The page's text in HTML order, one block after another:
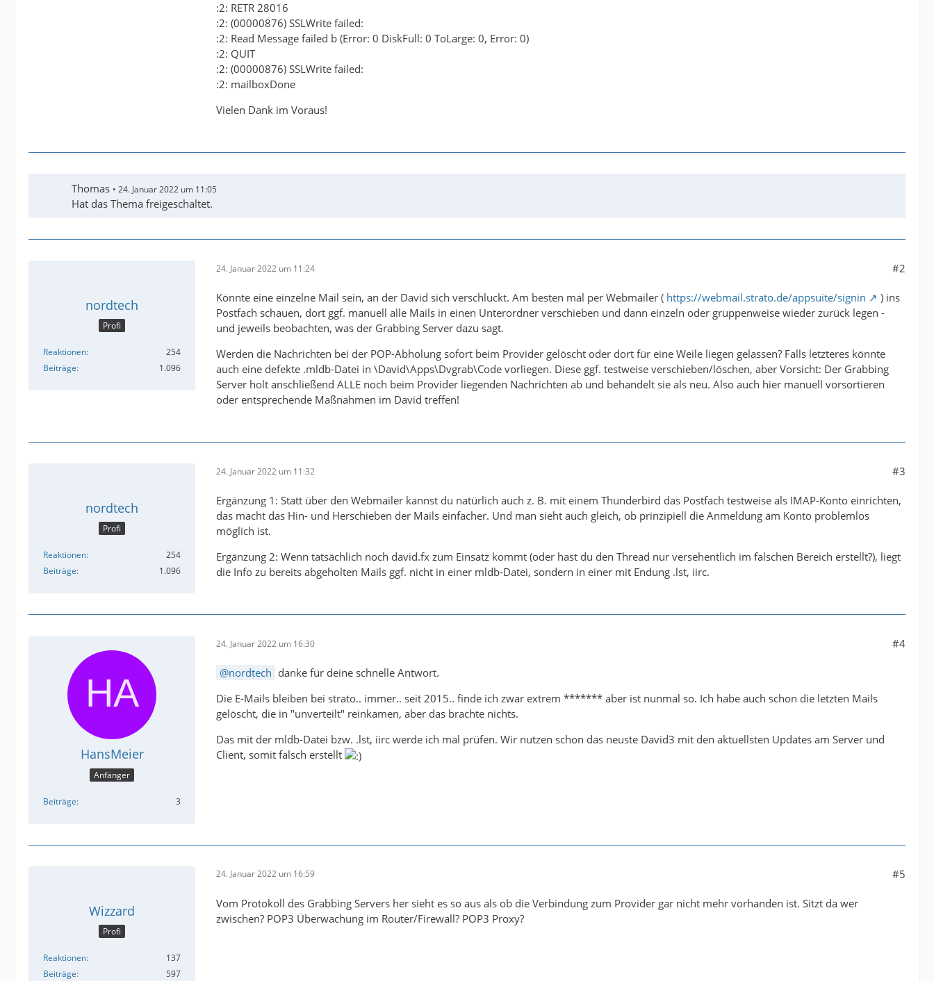
:2: RETR 28016
:2: (00000876) SSLWrite failed:
:2: Read Message failed b (Error: 0 DiskFull: 0 ToLarge: 0, Error: 0)
:2: QUIT
:2: (00000876) SSLWrite failed:
:2: mailboxDone
Vielen Dank im Voraus!
Thomas 24. Januar 2022 um 11:05
Hat das Thema freigeschaltet.
nordtech
Profi
Reaktionen
254
Beiträge
1.096
24. Januar 2022 um 11:24 #2
Könnte eine einzelne Mail sein, an der David sich verschluckt. Am besten mal per Webmailer ( https://webmail.strato.de/appsuite/signin
) ins
Postfach schauen, dort ggf. manuell alle Mails in einen Unterordner verschieben und dann einzeln oder gruppenweise wieder zurück legen -
und jeweils beobachten, was der Grabbing Server dazu sagt.
Werden die Nachrichten bei der POP-Abholung sofort beim Provider gelöscht oder dort für eine Weile liegen gelassen? Falls letzteres könnte
auch eine defekte .mldb-Datei in \David\Apps\Dvgrab\Code vorliegen. Diese ggf. testweise verschieben/löschen, aber Vorsicht: Der Grabbing
Server holt anschließend ALLE noch beim Provider liegenden Nachrichten ab und behandelt sie als neu. Also auch hier manuell vorsortieren
oder entsprechende Maßnahmen im David treffen!
nordtech
Profi
Reaktionen
254
Beiträge
1.096
24. Januar 2022 um 11:32 #3
Ergänzung 1: Statt über den Webmailer kannst du natürlich auch z. B. mit einem Thunderbird das Postfach testweise als IMAP-Konto einrichten,
das macht das Hin- und Herschieben der Mails einfacher. Und man sieht auch gleich, ob prinzipiell die Anmeldung am Konto problemlos
möglich ist.
Ergänzung 2: Wenn tatsächlich noch david.fx zum Einsatz kommt (oder hast du den Thread nur versehentlich im falschen Bereich erstellt?), liegt
die Info zu bereits abgeholten Mails ggf. nicht in einer mldb-Datei, sondern in einer mit Endung .lst, iirc.
HansMeier
Anfänger
Beiträge 3
24. Januar 2022 um 16:30 #4
nordtech danke für deine schnelle Antwort.
Die E-Mails bleiben bei strato.. immer.. seit 2015.. finde ich zwar extrem ******* aber ist nunmal so. Ich habe auch schon die letzten Mails
gelöscht, die in "unverteilt" reinkamen, aber das brachte nichts.
Das mit der mldb-Datei bzw. .lst, iirc werde ich mal prüfen. Wir nutzen schon das neuste David3 mit den aktuellsten Updates am Server und
Client, somit falsch erstellt
Wizzard
Profi
Reaktionen
137
Beiträge
597
24. Januar 2022 um 16:59 #5
Vom Protokoll des Grabbing Servers her sieht es so aus als ob die Verbindung zum Provider gar nicht mehr vorhanden ist. Sitzt da wer
zwischen? POP3 Überwachung im Router/Firewall? POP3 Proxy?